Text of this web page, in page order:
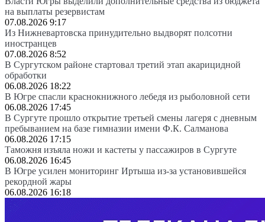
на выплаты резервистам
07.08.2026 9:17
Из Нижневартовска принудительно выдворят полсотни
иностранцев
07.08.2026 8:52
В Сургутском районе стартовал третий этап акарицидной
обработки
06.08.2026 18:22
В Югре спасли краснокнижного лебедя из рыболовной сети
06.08.2026 17:45
В Сургуте прошло открытие третьей смены лагеря с дневным
пребыванием на базе гимназии имени Ф.К. Салманова
06.08.2026 17:15
Таможня изъяла ножи и кастеты у пассажиров в Сургуте
06.08.2026 16:45
В Югре усилен мониторинг Иртыша из-за установившейся
рекордной жары
06.08.2026 16:18